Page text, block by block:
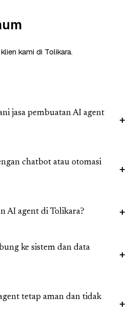
kami di Tolikara.
jasa pembuatan AI agent
chatbot atau otomasi
AI agent di Tolikara?
ke sistem dan data
tetap aman dan tidak